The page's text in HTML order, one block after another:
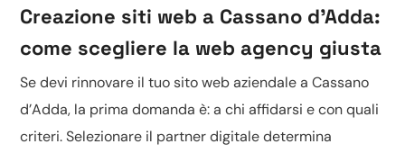
Creazione siti web a Cassano d’Adda:
come scegliere la web agency giusta
Se devi rinnovare il tuo sito web aziendale a Cassano
d’Adda, la prima domanda è: a chi affidarsi e con quali
criteri. Selezionare il partner digitale determina